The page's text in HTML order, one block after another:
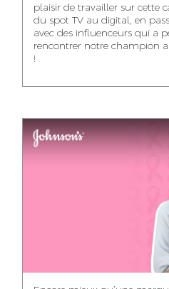
MERYEM OUALHAN
TRAFFIC MANAGER
JABRI AHMED
GRAPHIC
DESIGNER
HOUMALY
ILYASS EL
ART
AYOUB
MOTION
plaisir de travailler sur cette
du spot TV au digital, en
avec des influenceurs qui a
rencontrer notre champion
!